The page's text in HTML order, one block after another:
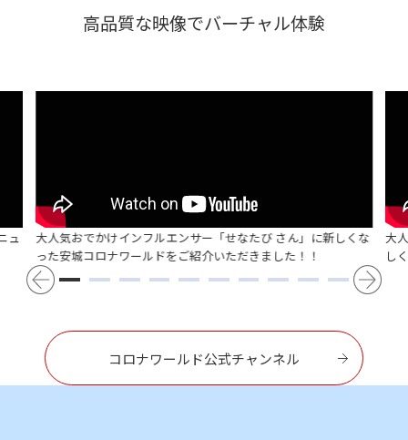
高品質な映像でバーチャル体験
ュ
大人気おでかけインフルエンサー「せなたび さん」に新しくな
った安城コロナワールドをご紹介いただきました！！
大
し
コロナワールド公式チャンネル